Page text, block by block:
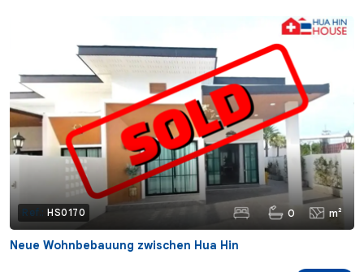
Ref.: HS0170 0 m²
Neue Wohnbebauung zwischen Hua Hin